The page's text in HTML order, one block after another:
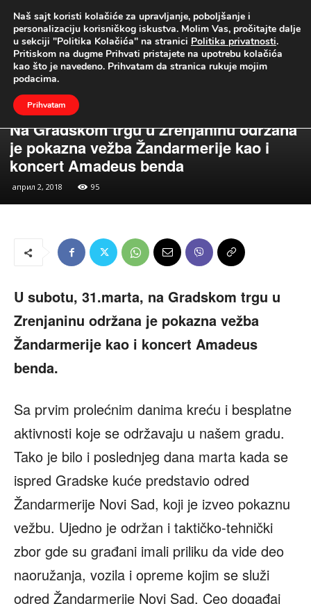
UŽIVO
Naslovna Vesti Gradske Teme
Vesti Gradske Teme
Na Gradskom trgu u Zrenjaninu održana
je pokazna vežba Žandarmerije kao i
koncert Amadeus benda
април 2, 2018 95
U subotu, 31.marta, na Gradskom trgu u
Zrenjaninu održana je pokazna vežba
Žandarmerije kao i koncert Amadeus
benda.
Sa prvim prolećnim danima kreću i besplatne
aktivnosti koje se održavaju u našem gradu.
Tako je bilo i poslednjeg dana marta kada se
ispred Gradske kuće predstavio odred
Žandarmerije Novi Sad, koji je izveo pokaznu
vežbu. Ujedno je održan i taktičko-tehnički
zbor gde su građani imali priliku da vide deo
naoružanja, vozila i opreme kojim se služi
odred Žandarmerije Novi Sad. Ceo događaj
Naš sajt koristi kolačiće za upravljanje, poboljšanje i
personalizaciju korisničkog iskustva. Molim Vas, pročitajte dalje
u sekciji "Politika Kolačića" na stranici Politika privatnosti.
Pritiskom na dugme Prihvati pristajete na upotrebu kolačića
kao što je navedeno. Prihvatam da stranica rukuje mojim
podacima.
Prihvatam